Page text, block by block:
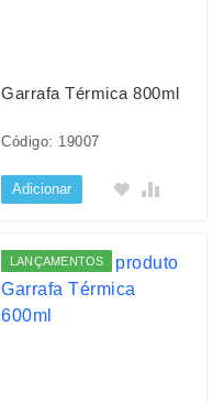
Garrafa Térmica 800ml
Código: 19007
Adicionar
LANÇAMENTOS